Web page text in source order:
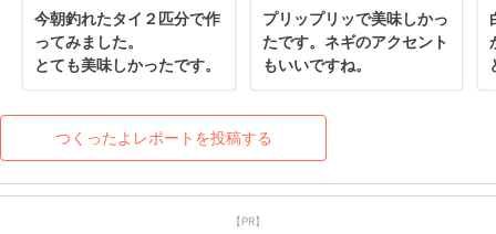
今朝釣れたタイ２匹分で作
ってみました。
とても美味しかったです。
プリップリッで美味しかっ
たです。ネギのアクセント
もいいですね。
つくったよレポートを投稿する
【PR】